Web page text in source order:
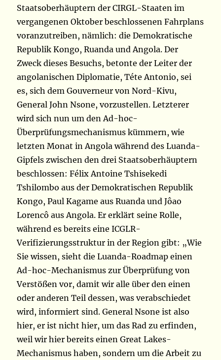
Staatsoberhäuptern der CIRGL-Staaten im
vergangenen Oktober beschlossenen Fahrplans
voranzutreiben, nämlich: die Demokratische
Republik Kongo, Ruanda und Angola. Der
Zweck dieses Besuchs, betonte der Leiter der
angolanischen Diplomatie, Téte Antonio, sei
es, sich dem Gouverneur von Nord-Kivu,
General John Nsone, vorzustellen. Letzterer
wird sich nun um den Ad-hoc-
Überprüfungsmechanismus kümmern, wie
letzten Monat in Angola während des Luanda-
Gipfels zwischen den drei Staatsoberhäuptern
beschlossen: Félix Antoine Tshisekedi
Tshilombo aus der Demokratischen Republik
Kongo, Paul Kagame aus Ruanda und Jôao
Lorencô aus Angola. Er erklärt seine Rolle,
während es bereits eine ICGLR-
Verifizierungsstruktur in der Region gibt: „Wie
Sie wissen, sieht die Luanda-Roadmap einen
Ad-hoc-Mechanismus zur Überprüfung von
Verstößen vor, damit wir alle über den einen
oder anderen Teil dessen, was verabschiedet
wird, informiert sind. General Nsone ist also
hier, er ist nicht hier, um das Rad zu erfinden,
weil wir hier bereits einen Great Lakes-
Mechanismus haben, sondern um die Arbeit zu